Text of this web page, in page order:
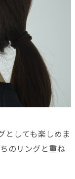
としても楽しめま
のリングと重ね